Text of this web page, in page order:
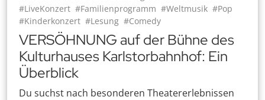
#LiveKonzert #Familienprogramm #Weltmusik #Pop
#Kinderkonzert #Lesung #Comedy
VERSÖHNUNG auf der Bühne des
Kulturhauses Karlstorbahnhof: Ein
Überblick
Du suchst nach besonderen Theatererlebnissen